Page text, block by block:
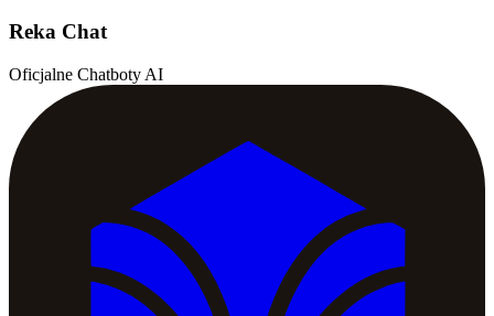
Reka Chat
Oficjalne Chatboty AI